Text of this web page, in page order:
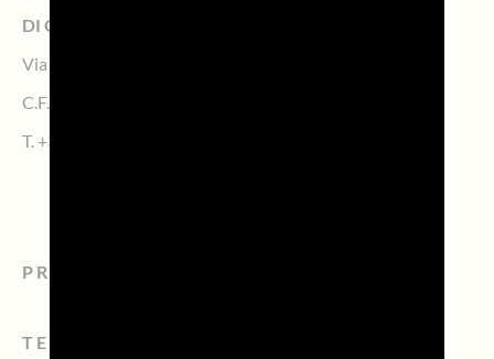
DI ORIGINE CONTROLLATA PROSECCO
Via Calmaggiore, 23, 31100 TREVISO – Italy
C.F. 04339160261 – P.IVA 04484620267
T. +39 0422.1572383
PROSECCO
TERRITORIO